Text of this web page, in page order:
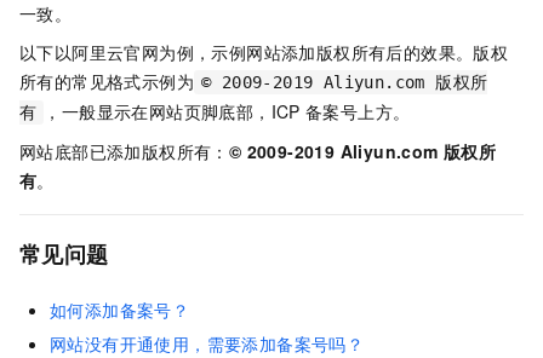
一致。
以下以阿里云官网为例，示例网站添加版权所有后的效果。版权
所有的常见格式示例为 © 2009-2019 Aliyun.com 版权所
有
，一般显示在网站页脚底部，ICP 备案号上方。
网站底部已添加版权所有： © 2009-2019 Aliyun.com 版权所
有。
常见问题
如何添加备案号？
网站没有开通使用，需要添加备案号吗？